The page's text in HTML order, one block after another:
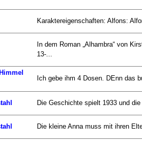
Karaktereigenschaften: Alfons:
In dem Roman „Alhambra“ von
13-...
Ich gebe ihm 4 Dosen. DEnn das
Die Geschichte spielt 1933 und
Die kleine Anna muss mit ihren